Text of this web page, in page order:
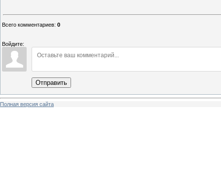
Всего комментариев: 0
Войдите:
Отправить
Полная версия сайта